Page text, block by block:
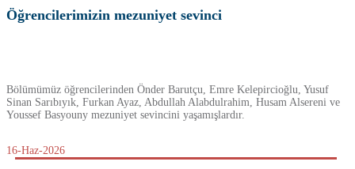
Öğrencilerimizin mezuniyet sevinci
Bölümümüz öğrencilerinden Önder Barutçu, Emre Kelepircioğlu, Yusuf
Sinan Sarıbıyık, Furkan Ayaz, Abdullah Alabdulrahim, Husam Alsereni ve
Youssef Basyouny mezuniyet sevincini yaşamışlardır.
16-Haz-2026